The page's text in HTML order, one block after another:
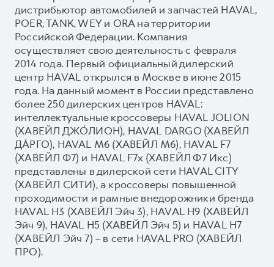
дистрибьютор автомобилей и запчастей HAVAL,
POER, TANK, WEY и ORA на территории
Российской Федерации. Компания
осуществляет свою деятельность с февраля
2014 года. Первый официальный дилерский
центр HAVAL открылся в Москве в июне 2015
года. На данный момент в России представлено
более 250 дилерских центров HAVAL:
интеллектуальные кроссоверы HAVAL JOLION
(ХАВЕЙЛ ДЖО́ЛИОН), HAVAL DARGO (ХАВЕЙЛ
ДА́РГО), HAVAL М6 (ХАВЕЙЛ M6), HAVAL F7
(ХАВЕЙЛ Ф7) и HAVAL F7x (ХАВЕЙЛ Ф7 Икс)
представлены в дилерской сети HAVAL CITY
(ХАВЕЙЛ СИТИ), а кроссоверы повышенной
проходимости и рамные внедорожники бренда
HAVAL H3 (ХАВЕЙЛ Эйч 3), HAVAL H9 (ХАВЕЙЛ
Эйч 9), HAVAL H5 (ХАВЕЙЛ Эйч 5) и HAVAL H7
(ХАВЕЙЛ Эйч 7) – в сети HAVAL PRO (ХАВЕЙЛ
ПРО).